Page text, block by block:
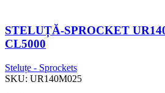
STELUȚĂ-SPROCKET
CL5000
Steluțe - Sprockets
SKU: UR140M025